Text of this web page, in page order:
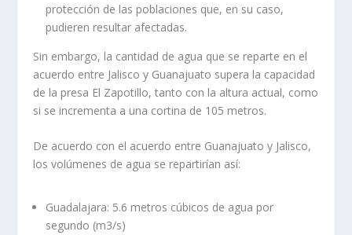
protección de las poblaciones que, en su caso,
pudieren resultar afectadas.
Sin embargo, la cantidad de agua que se reparte en el
acuerdo entre Jalisco y Guanajuato supera la capacidad
de la presa El Zapotillo, tanto con la altura actual, como
si se incrementa a una cortina de 105 metros.
De acuerdo con el acuerdo entre Guanajuato y Jalisco,
los volúmenes de agua se repartirían así:
Guadalajara: 5.6 metros cúbicos de agua por
segundo (m3/s)